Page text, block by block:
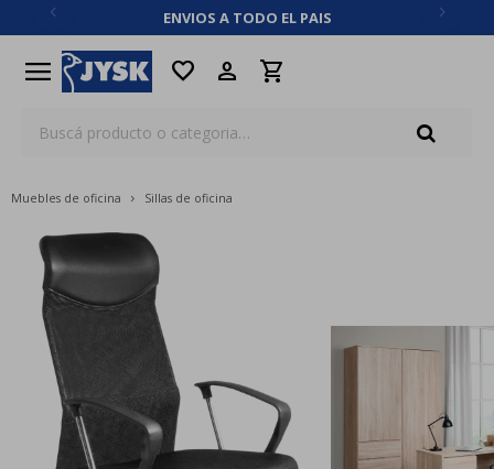
ENVIOS A TODO EL PAIS
menu favorite
Muebles de oficina Sillas de oficina
close